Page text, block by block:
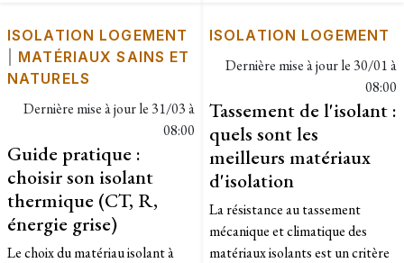
ISOLATION LOGEMENT
MATÉRIAUX SAINS ET
NATURELS
Dernière mise à jour le 31/03 à
08:00
Guide pratique :
choisir son isolant
thermique (CT, R,
énergie grise)
Le choix du matériau isolant à
ISOLATION LOGEMENT
Dernière mise à jour le 30/01 à
08:00
Tassement de l'isolant :
quels sont les
meilleurs matériaux
d'isolation
La résistance au tassement
mécanique et climatique des
matériaux isolants est un critère